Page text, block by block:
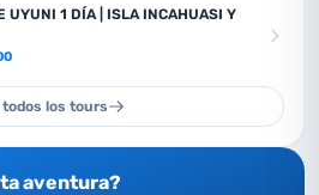
UYUNI 1 DÍA | ISLA INCAHUASI Y
todos los tours
aventura?